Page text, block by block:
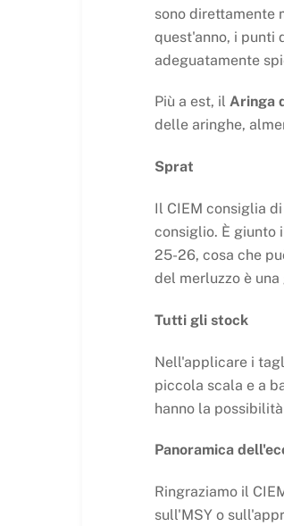
sono direttamente
quest'anno, i punti
adeguatamente
Più a est, ilAringa
delle aringhe,
Sprat
Il CIEM consiglia
consiglio. È giunto
25-26, cosa che
del merluzzo è
Tutti gli stock
Nell'applicare i
piccola scala e a
hanno la
Panoramica
Ringraziamo il
sull'MSY o